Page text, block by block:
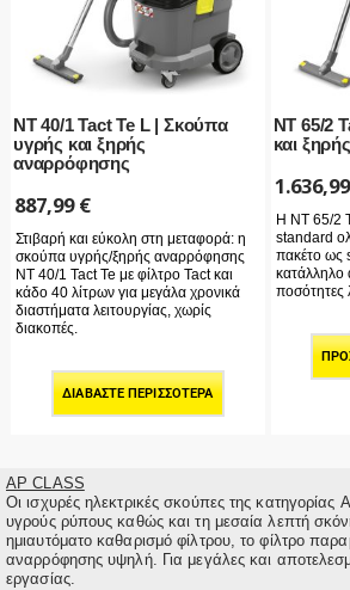
NT 40/1 Tact Te L | Σκούπα
υγρής και ξηρής
αναρρόφησης
887,99€
Στιβαρή και εύκολη στη μεταφορά: η
σκούπα υγρής/ξηρής αναρρόφησης
NT 40/1 Tact Te με φίλτρο Tact και
κάδο 40 λίτρων για μεγάλα χρονικά
διαστήματα λειτουργίας, χωρίς
διακοπές.
ΔΙΑΒΆΣΤΕ ΠΕΡΙΣΣΌΤΕΡΑ
NT 65/2
και
1.636,99
Η NT 65/2
standard
πακέτο ως
κατάλληλο
ποσότητες
AP CLASS
Οι ισχυρές ηλεκτρικές σκούπες της
υγρούς ρύπους καθώς και τη μεσαία λεπτή
ημιαυτόματο καθαρισμό φίλτρου, το φίλτρο
αναρρόφησης υψηλή. Για μεγάλες και
εργασίας.